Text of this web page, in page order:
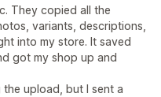
They copied all the
variants, descriptions,
into my store. It saved
got my shop up and
upload, but I sent a